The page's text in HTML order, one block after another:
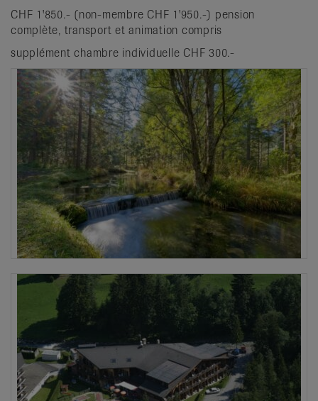
CHF 1'850.- (non-membre CHF 1'950.-) pension
complète, transport et animation compris
supplément chambre individuelle CHF 300.-